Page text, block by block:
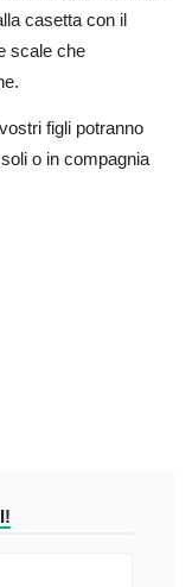
casetta con il
scale che
figli potranno
o in compagnia